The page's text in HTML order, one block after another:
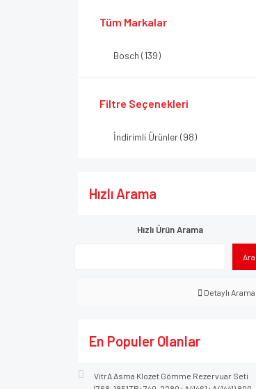
Tüm Markalar
Bosch (139)
Filtre Seçenekleri
İndirimli Ürünler (98)
Hızlı Arama
Hızlı Ürün Arama
Ara
Detaylı Arama
En Populer Olanlar
VitrA Asma Klozet Gömme Rezervuar Seti